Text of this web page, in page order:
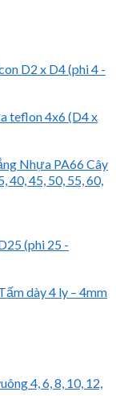
D2 x D4 (phi 4 -
teflon 4x6 (D4 x
Nhựa PA66 Cây
40, 45, 50, 55, 60,
(phi 25 -
dày 4 ly – 4mm